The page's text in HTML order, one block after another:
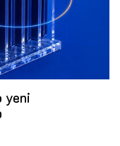
yeni